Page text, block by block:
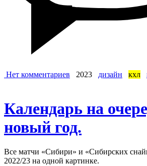
Нет комментариев 2023 дизайн кхл
Календарь на
новый год.
Все матчи «Сибири» и «Сибирских
2022/23 на одной картинке.